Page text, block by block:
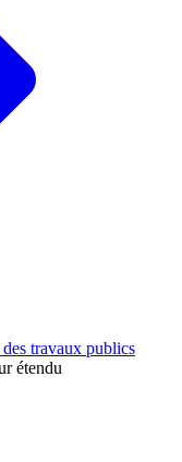
travaux publics
étendu